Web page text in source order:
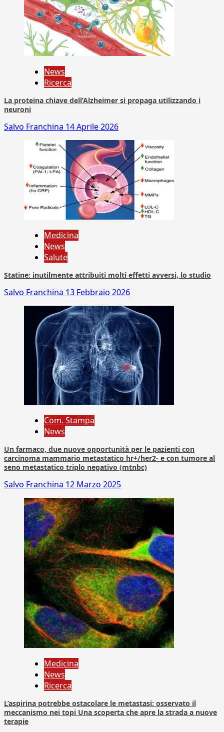
News
Ricerca
La proteina chiave dell’Alzheimer si propaga utilizzando i
neuroni
Salvo Franchina 14 Aprile 2026
Medicina
News
Salute
Statine: inutilmente attribuiti molti effetti avversi, lo studio
Salvo Franchina 13 Febbraio 2026
Com. Stampa
News
Un farmaco, due nuove opportunità per le pazienti con
carcinoma mammario metastatico hr+/her2- e con tumore al
seno metastatico triplo negativo (mtnbc)
Salvo Franchina 12 Marzo 2025
Medicina
News
Ricerca
L’aspirina potrebbe ostacolare le metastasi: osservato il
meccanismo nei topi Una scoperta che apre la strada a nuove
terapie